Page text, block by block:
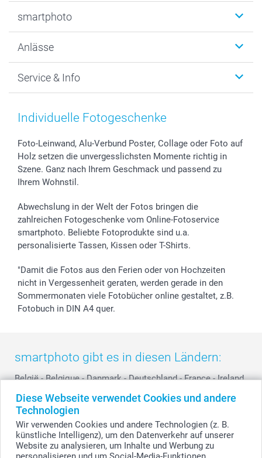
Diese Webseite verwendet Cookies und andere
Technologien
Wir verwenden Cookies und andere Technologien (z. B.
künstliche Intelligenz), um den Datenverkehr auf unserer
Website zu analysieren, um Inhalte und Werbung zu
Fotogeschenke
MyNameBook
Fotoabzüge, Fotos als Buch & Poster
Zubehör & Material
Sticker & Etiketten
Geschenk-Gutscheine (PDF)
smartphoto
Warum smartphoto
Datenschutz
AGB
Presse
Partnerprogramme
Investor Relations
Widerrufsrecht
Anlässe
Neujahr
Muttertag
Kommunion & Konfirmation
Hochzeit
Geburtstag
Zu allen Anlässen
Service & Info
Anmelden /Registrieren
Lieferfristen
72h Lieferung
Zahlungsmöglichkeiten
Status der Bestellung
smartfriends
smartgarantie
smartbonus
Individuelle Fotogeschenke
Foto-Leinwand, Alu-Verbund Poster, Collage oder Foto auf
Holz setzen die unvergesslichsten Momente richtig in
Szene. Ganz nach Ihrem Geschmack und passend zu
Ihrem Wohnstil.
Abwechslung in der Welt der Fotos bringen die
zahlreichen Fotogeschenke vom Online-Fotoservice
smartphoto. Beliebte Fotoprodukte sind u.a.
personalisierte Tassen, Kissen oder T-Shirts.
"Damit die Fotos aus den Ferien oder von Hochzeiten
nicht in Vergessenheit geraten, werden gerade in den
Sommermonaten viele Fotobücher online gestaltet, z.B.
Fotobuch in DIN A4 quer.
smartphoto gibt es in diesen Ländern:
België - Belgique - Danmark - Deutschland - France - Ireland
- Nederland - Norge - Österreich - Schweiz Suisse -
Switzerland - Suomi
Other Countries